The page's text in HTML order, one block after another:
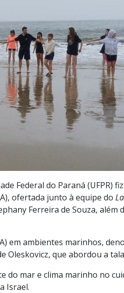
Federal do Paraná (UFPR)
ofertada junto à equipe do
Ferreira de Souza,
em ambientes marinhos,
que abordou a
mar e clima marinho no
Israel.